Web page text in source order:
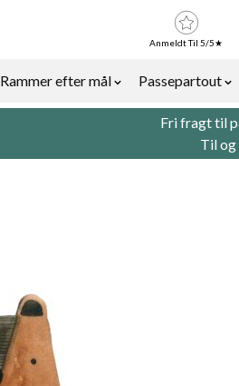
Rammer efter mål
Passepartout
Anmeldt Til 5/5★
Fri fragt til
Til og